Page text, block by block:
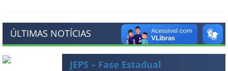
ÚLTIMAS NOTÍCIAS
JEPS – Fase Estadual